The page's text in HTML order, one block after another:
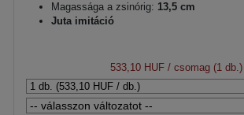
Magassága a zsinórig: 13,5 cm
Juta imitáció
533,10 HUF / csomag (1 db.)